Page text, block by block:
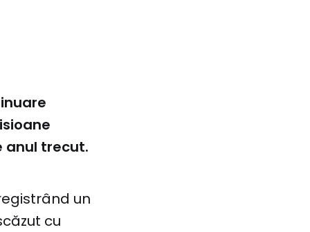
anul trecut.
un
cu